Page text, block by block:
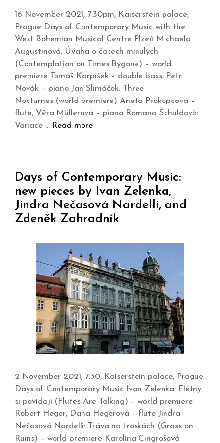
16 November 2021, 7:30pm, Kaiserstein palace,
Prague Days of Contemporary Music with the
West Bohemian Musical Centre Plzeň Michaela
Augustinová: Úvaha o časech minulých
(Contemplation on Times Bygone) – world
premiere Tomáš Karpíšek – double bass, Petr
Novák – piano Jan Slimáček: Three
Nocturnes (world premiere) Aneta Prokopcová –
flute, Věra Müllerová – piano Romana Schuldová:
Variace … Read more
Days of Contemporary Music:
new pieces by Ivan Zelenka,
Jindra Nečasová Nardelli, and
Zdeněk Zahradník
2 November 2021, 7:30, Kaiserstein palace, Prague
Days of Contemporary Music Ivan Zelenka: Flétny
si povídají (Flutes Are Talking) – world premiere
Robert Heger, Dana Hegerová – flute Jindra
Nečasová Nardelli: Tráva na troskách (Grass on
Ruins) – world premiere Karolína Cingrošová